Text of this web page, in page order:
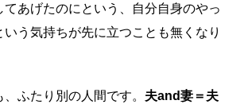
てあげたのにという、自分自身のやっ
う気持ちが先に立つことも無くなり
ふたり別の人間です。 夫and妻＝夫